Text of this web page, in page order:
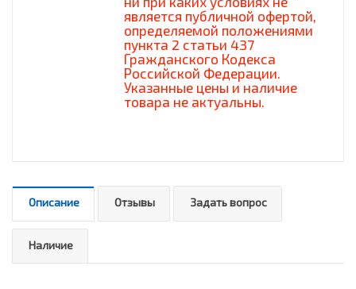
является публичной офертой,
определяемой положениями
пункта 2 статьи 437
Гражданского Кодекса
Российской Федерации.
Указанные цены и наличие
товара не актуальны.
Описание Отзывы Задать вопрос
Наличие